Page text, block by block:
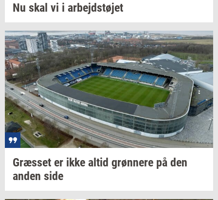
Nu skal vi i ar­bejd­s­tø­jet
Græs­set er ikke altid grøn­ne­re på den
anden side